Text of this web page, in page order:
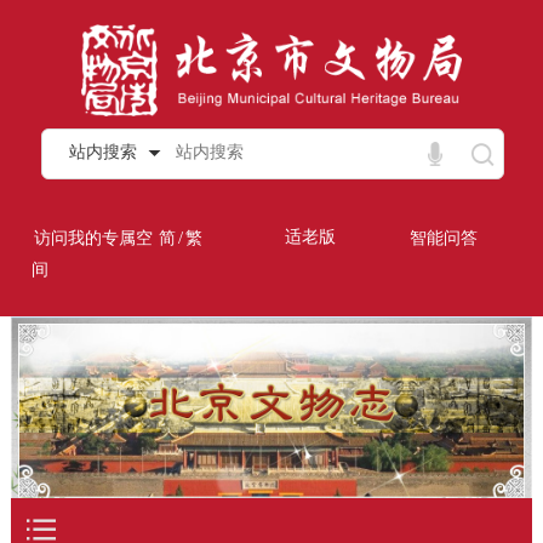
站内搜索
访问我的专属空
间
简/繁 适老版 智能问答